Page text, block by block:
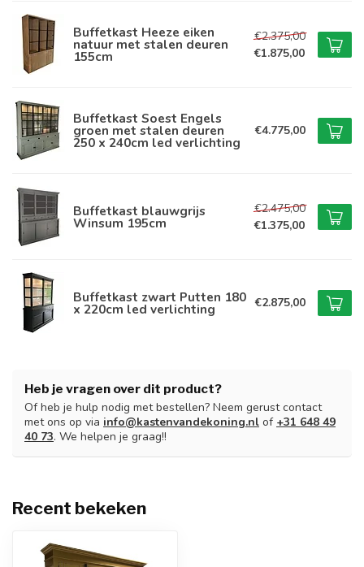
Buffetkast Heeze eiken
natuur met stalen deuren
155cm
€2.375,00
€1.875,00
Buffetkast Soest Engels
groen met stalen deuren
250 x 240cm led verlichting
€4.775,00
Buffetkast blauwgrijs
Winsum 195cm
€2.475,00
€1.375,00
Buffetkast zwart Putten 180
x 220cm led verlichting €2.875,00
Heb je vragen over dit product?
Of heb je hulp nodig met bestellen? Neem gerust contact
met ons op via info@kastenvandekoning.nl of +31 648 49
40 73. We helpen je graag!!
Recent bekeken